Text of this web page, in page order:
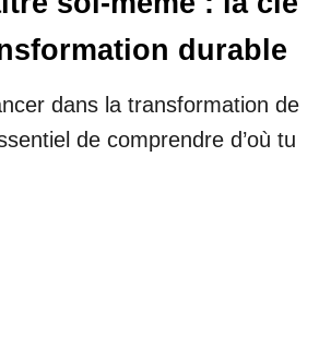
durable
dans la transformation de
de comprendre d’où tu